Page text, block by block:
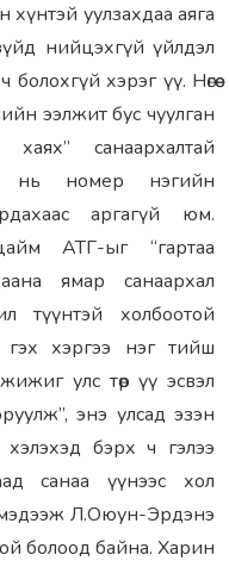
уулзахдаа аяга
нийцэхгүй үйлдэл
хэрэг үү. Нөгөө
ээлжит бус чуулган
санаархалтай
нь номер нэгийн
аргагүй юм.
АТГ-ыг “гартаа
ямар санаархал
холбоотой
гэх хэргээ нэг тийш
улс төр үү эсвэл
энэ улсад эзэн
бэрх ч гэлээ
санаа үүнээс хол
мэдээж Л.Оюун-Эрдэнэ
болоод байна. Харин